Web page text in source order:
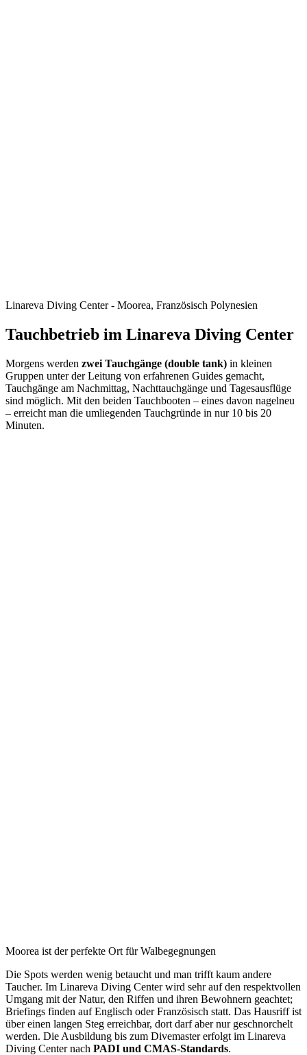
Linareva Diving Center - Moorea, Französisch Polynesien
Tauchbetrieb im Linareva Diving Center
Morgens werden zwei Tauchgänge (double tank) in kleinen
Gruppen unter der Leitung von erfahrenen Guides gemacht,
Tauchgänge am Nachmittag, Nachttauchgänge und Tagesausflüge
sind möglich. Mit den beiden Tauchbooten – eines davon nagelneu
– erreicht man die umliegenden Tauchgründe in nur 10 bis 20
Minuten.
Moorea ist der perfekte Ort für Walbegegnungen
Die Spots werden wenig betaucht und man trifft kaum andere
Taucher. Im Linareva Diving Center wird sehr auf den respektvollen
Umgang mit der Natur, den Riffen und ihren Bewohnern geachtet;
Briefings finden auf Englisch oder Französisch statt. Das Hausriff ist
über einen langen Steg erreichbar, dort darf aber nur geschnorchelt
werden. Die Ausbildung bis zum Divemaster erfolgt im Linareva
Diving Center nach PADI und CMAS-Standards.